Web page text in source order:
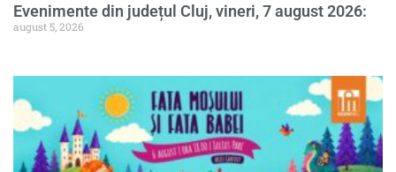
Evenimente din județul Cluj, vineri, 7 august 2026:
august 5, 2026